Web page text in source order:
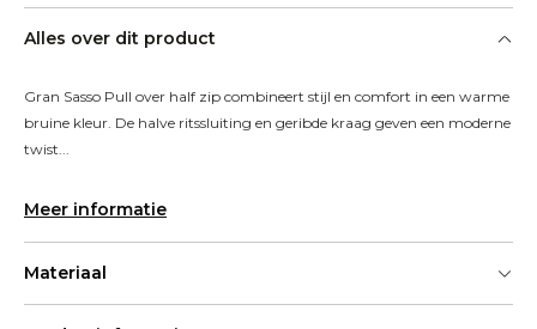
Alles over dit product
Gran Sasso Pull over half zip combineert stijl en comfort in een warme
bruine kleur. De halve ritssluiting en geribde kraag geven een moderne
twist...
Meer informatie
Materiaal